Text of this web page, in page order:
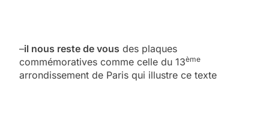
–il nous reste de vous des plaques
commémoratives comme celle du 13ème
arrondissement de Paris qui illustre ce texte